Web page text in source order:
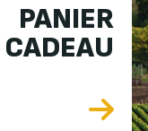
PANIER
CADEAU